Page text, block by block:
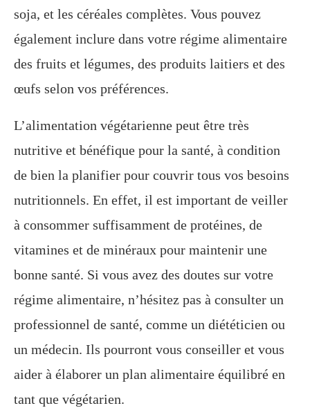
soja, et les céréales complètes. Vous pouvez
également inclure dans votre régime alimentaire
des fruits et légumes, des produits laitiers et des
œufs selon vos préférences.
L’alimentation végétarienne peut être très
nutritive et bénéfique pour la santé, à condition
de bien la planifier pour couvrir tous vos besoins
nutritionnels. En effet, il est important de veiller
à consommer suffisamment de protéines, de
vitamines et de minéraux pour maintenir une
bonne santé. Si vous avez des doutes sur votre
régime alimentaire, n’hésitez pas à consulter un
professionnel de santé, comme un diététicien ou
un médecin. Ils pourront vous conseiller et vous
aider à élaborer un plan alimentaire équilibré en
tant que végétarien.